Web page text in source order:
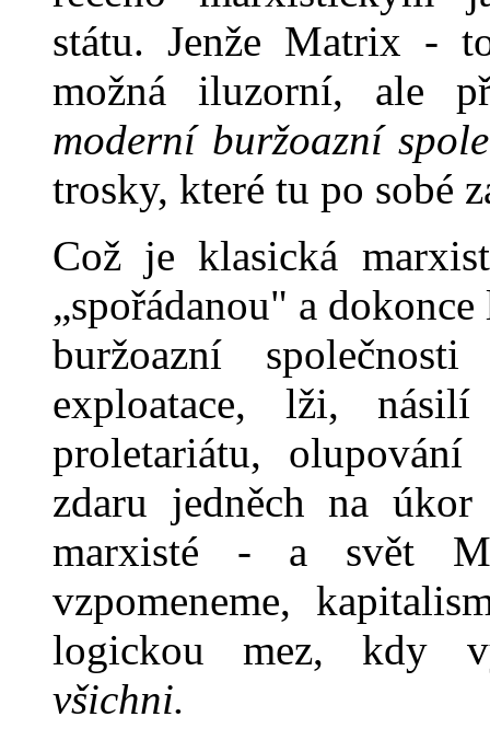
státu. Jenže Matrix -
možná iluzorní, ale
moderní buržoazní
trosky, které tu po sobé
Což je klasická
„spořádanou" a
buržoazní
exploatace, lži,
proletariátu,
zdaru jedněch na
marxisté - a svět
vzpomeneme,
logickou mez, kdy
všichni.